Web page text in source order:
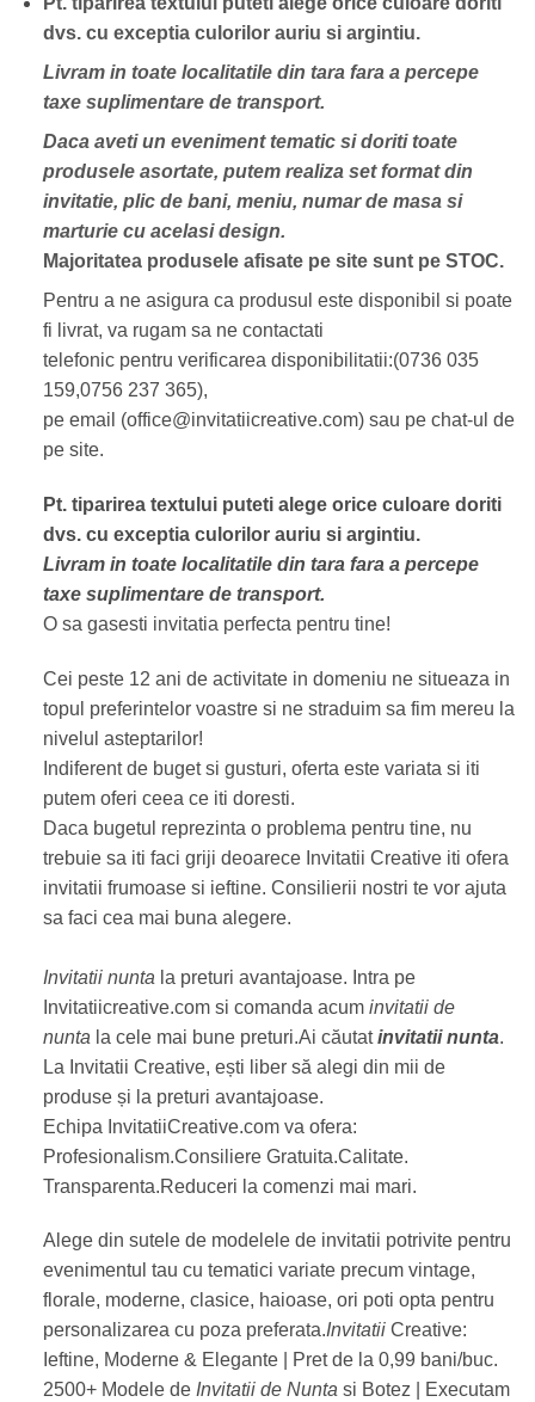
dvs. cu exceptia culorilor auriu si argintiu.
Livram in toate localitatile din tara fara a percepe
taxe suplimentare de transport.
Daca aveti un eveniment tematic si doriti toate
produsele asortate, putem realiza set format din
invitatie, plic de bani, meniu, numar de masa si
marturie cu acelasi design.
Majoritatea produsele afisate pe site sunt pe STOC.
Pentru a ne asigura ca produsul este disponibil si poate
fi livrat, va rugam sa ne contactati
telefonic pentru verificarea disponibilitatii:(0736 035
159,0756 237 365),
pe email (office@invitatiicreative.com) sau pe chat-ul de
pe site.
Pt. tiparirea textului puteti alege orice culoare doriti
dvs. cu exceptia culorilor auriu si argintiu.
Livram in toate localitatile din tara fara a percepe
taxe suplimentare de transport.
O sa gasesti invitatia perfecta pentru tine!
Cei peste 12 ani de activitate in domeniu ne situeaza in
topul preferintelor voastre si ne straduim sa fim mereu la
nivelul asteptarilor!
Indiferent de buget si gusturi, oferta este variata si iti
putem oferi ceea ce iti doresti.
Daca bugetul reprezinta o problema pentru tine, nu
trebuie sa iti faci griji deoarece Invitatii Creative iti ofera
invitatii frumoase si ieftine. Consilierii nostri te vor ajuta
sa faci cea mai buna alegere.
Invitatii nunta la preturi avantajoase. Intra pe
Invitatiicreative.com si comanda acum invitatii de
nunta la cele mai bune preturi.Ai căutatinvitatii nunta.
La Invitatii Creative, ești liber să alegi din mii de
produse și la preturi avantajoase.
Echipa InvitatiiCreative.com va ofera:
Profesionalism.Consiliere Gratuita.Calitate.
Transparenta.Reduceri la comenzi mai mari.
Alege din sutele de modelele de invitatii potrivite pentru
evenimentul tau cu tematici variate precum vintage,
florale, moderne, clasice, haioase, ori poti opta pentru
personalizarea cu poza preferata.InvitatiiCreative:
Ieftine, Moderne & Elegante | Pret de la 0,99 bani/buc.
2500+ Modele de Invitatii de Nunta si Botez | Executam